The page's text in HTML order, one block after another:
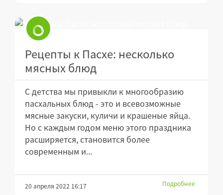
Рецепты к Пасхе: несколько
мясных блюд
С детства мы привыкли к многообразию
пасхальных блюд - это и всевозможные
мясные закуски, куличи и крашеные яйца.
Но с каждым годом меню этого праздника
расширяется, становится более
современным и...
20 апреля 2022 16:17 Подробнее